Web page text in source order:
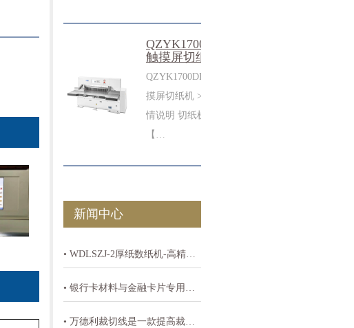
QZYK1700DF
触摸屏切纸机
QZYK1700DF 触
摸屏切纸机 >> 详
情说明 切纸机
【…
新闻中心
• WDLSZJ-2厚纸数纸机-高精度80-400gsm纸张计数设备
• 银行卡材料与金融卡片专用切纸机
• 万德利裁切线是一款提高裁切效率降低劳动体能是印刷厂降本增效的必备机器